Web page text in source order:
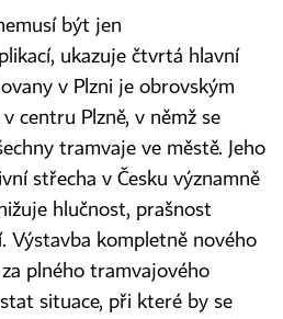
být jen
ukazuje čtvrtá hlavní
v Plzni je obrovským
centru Plzně, v němž se
tramvaje ve městě. Jeho
střecha v Česku významně
hlučnost, prašnost
Výstavba kompletně nového
plného tramvajového
situace, při které by se